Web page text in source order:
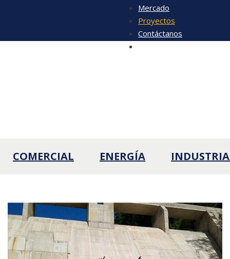
Mercado
Proyectos
Contáctanos
COMERCIAL ENERGÍA